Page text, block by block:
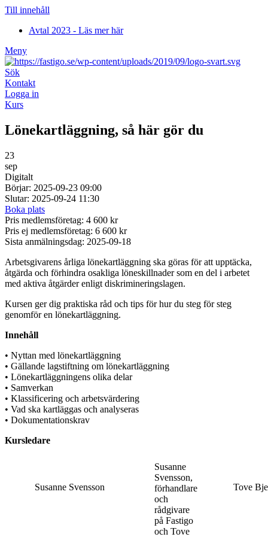
Till innehåll
Avtal 2023 - Läs mer här
Meny
Sök
Kontakt
Logga in
Kurs
Lönekartläggning, så här gör du
23
sep
Digitalt
Börjar: 2025-09-23 09:00
Slutar: 2025-09-24 11:30
Boka plats
Pris medlemsföretag: 4 600 kr
Pris ej medlemsföretag: 6 600 kr
Sista anmälningsdag: 2025-09-18
Arbetsgivarens årliga lönekartläggning ska göras för att upptäcka,
åtgärda och förhindra osakliga löneskillnader som en del i arbetet
med aktiva åtgärder enligt diskrimineringslagen.
Kursen ger dig praktiska råd och tips för hur du steg för steg
genomför en lönekartläggning.
Innehåll
• Nyttan med lönekartläggning
• Gällande lagstiftning om lönekartläggning
• Lönekartläggningens olika delar
• Samverkan
• Klassificering och arbetsvärdering
• Vad ska kartläggas och analyseras
• Dokumentationskrav
Kursledare
Susanne Svensson
Susanne
Svensson,
förhandlare
och
rådgivare
på Fastigo
och Tove
Tove